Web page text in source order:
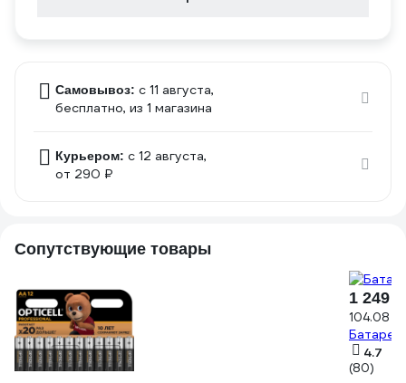
Самовывоз: c 11 августа,
бесплатно, из 1 магазина
Курьером: c 12 августа,
от 290 ₽
Сопутствующие товары
1 249 ₽
104.08
4.7
(80)